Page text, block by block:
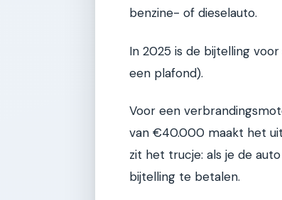
benzine- of dieselauto.
In 2025 is de bijtelling
een plafond).
Voor een
van €40.000 maakt het
zit het trucje: als je de
bijtelling te betalen.